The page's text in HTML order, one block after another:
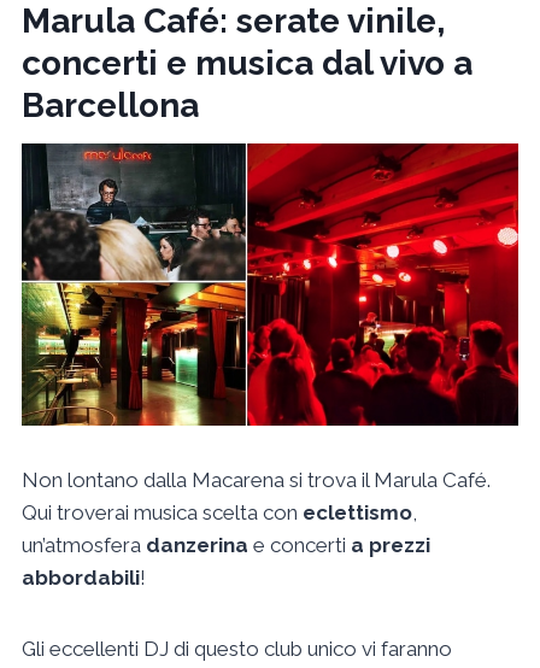
Marula Café: serate vinile,
concerti e musica dal vivo a
Barcellona
Non lontano dalla Macarena si trova il Marula Café.
Qui troverai musica scelta con eclettismo,
un’atmosfera danzerina e concerti a prezzi
abbordabili!
Gli eccellenti DJ di questo club unico vi faranno